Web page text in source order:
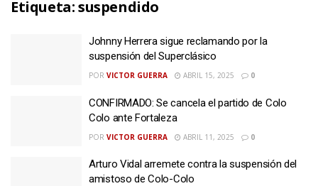
Etiqueta:suspendido
Johnny Herrera sigue reclamando por la
suspensión del Superclásico
POR VICTOR GUERRA ABRIL 15, 2025 0
CONFIRMADO: Se cancela el partido de Colo
Colo ante Fortaleza
POR VICTOR GUERRA ABRIL 11, 2025 0
Arturo Vidal arremete contra la suspensión del
amistoso de Colo-Colo